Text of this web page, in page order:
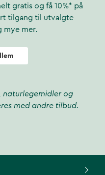
gratis og få 10%* på
tilgang til utvalgte
mye mer.
naturlegemidler og
med andre tilbud.